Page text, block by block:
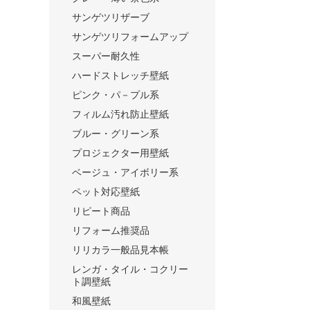
サンゲツリザーブ
サンゲツリフォームアップ
スーパー耐久性
ハードストレッチ壁紙
ピンク・パ－プル系
フィルム汚れ防止壁紙
ブルー・グリーン系
プロジェクター用壁紙
ベージュ・アイボリー系
ペット対応壁紙
リピート商品
リフォーム推奨品
リリカラ一般品見本帳
レンガ・タイル・コクリー
ト調壁紙
和風壁紙